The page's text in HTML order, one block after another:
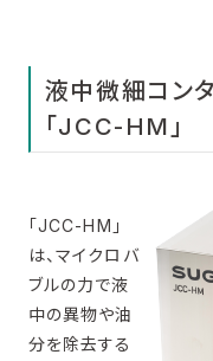
液中微細コン
「JCC-HM」
「JCC-HM」
は、マイクロバ
ブルの力で液
中の異物や油
分を除去する